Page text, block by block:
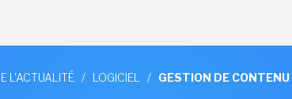
L'ACTUALITÉ / LOGICIEL / GESTION DE CONTENU